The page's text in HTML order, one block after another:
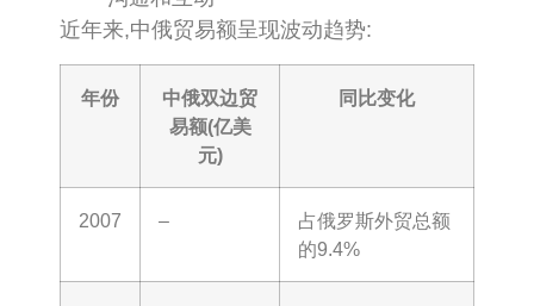
近年来,中俄贸易额呈现波动趋势:
年份
中俄双边贸
易额(亿美
元)
同比变化
2007 –
占俄罗斯外贸总额
的9.4%